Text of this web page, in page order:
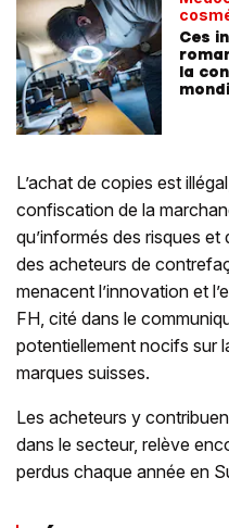
Ces
la
L’achat de copies est
confiscation de la
qu’informés des risques
des acheteurs de
menacent l’innovation et
FH, cité dans le
potentiellement nocifs sur
marques suisses.
Les acheteurs y
dans le secteur, relève
perdus chaque année en